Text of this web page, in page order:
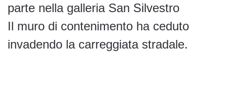
parte nella galleria San Silvestro
Il muro di contenimento ha ceduto
invadendo la carreggiata stradale.